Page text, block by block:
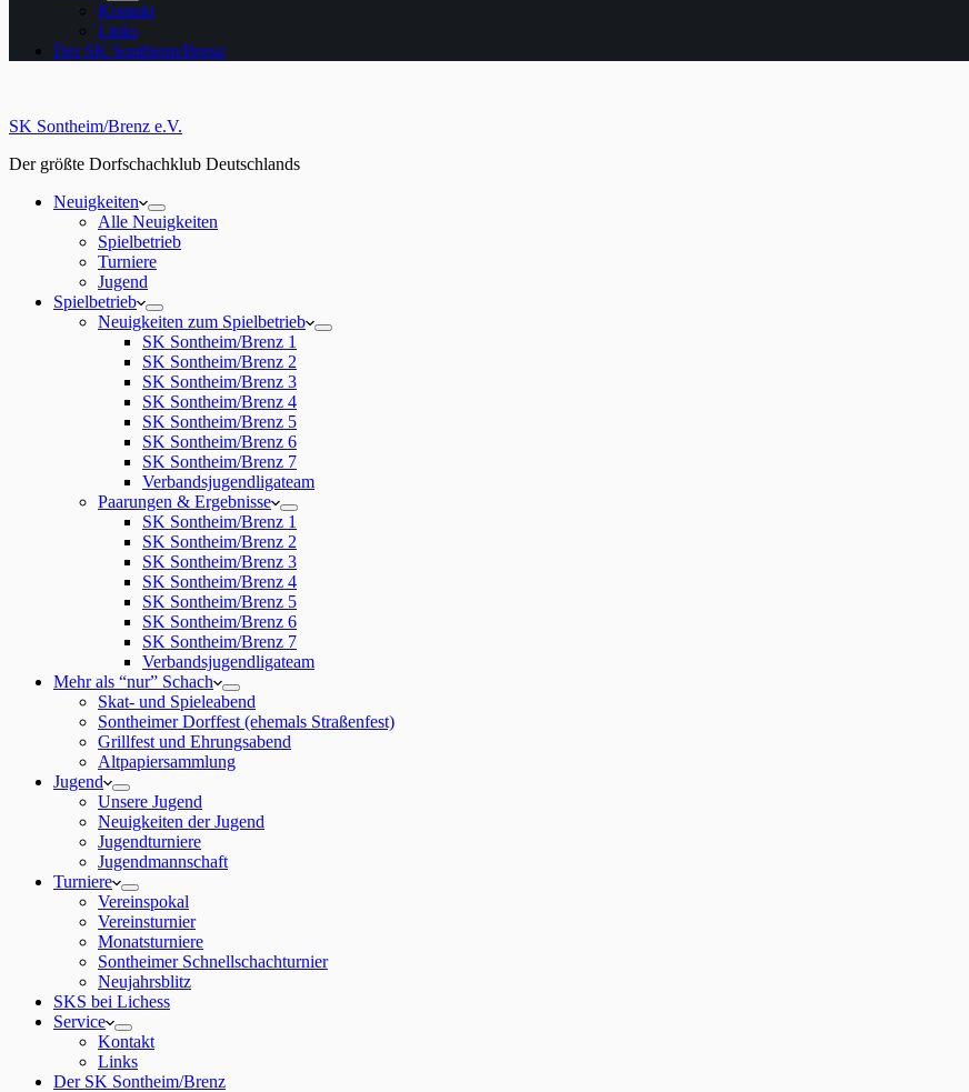
Kontakt
Links
Der SK Sontheim/Brenz
SK Sontheim/Brenz e.V.
Der größte Dorfschachklub Deutschlands
Neuigkeiten
Alle Neuigkeiten
Spielbetrieb
Turniere
Jugend
Spielbetrieb
Neuigkeiten zum Spielbetrieb
SK Sontheim/Brenz 1
SK Sontheim/Brenz 2
SK Sontheim/Brenz 3
SK Sontheim/Brenz 4
SK Sontheim/Brenz 5
SK Sontheim/Brenz 6
SK Sontheim/Brenz 7
Verbandsjugendligateam
Paarungen & Ergebnisse
SK Sontheim/Brenz 1
SK Sontheim/Brenz 2
SK Sontheim/Brenz 3
SK Sontheim/Brenz 4
SK Sontheim/Brenz 5
SK Sontheim/Brenz 6
SK Sontheim/Brenz 7
Verbandsjugendligateam
Mehr als “nur” Schach
Skat- und Spieleabend
Sontheimer Dorffest (ehemals Straßenfest)
Grillfest und Ehrungsabend
Altpapiersammlung
Jugend
Unsere Jugend
Neuigkeiten der Jugend
Jugendturniere
Jugendmannschaft
Turniere
Vereinspokal
Vereinsturnier
Monatsturniere
Sontheimer Schnellschachturnier
Neujahrsblitz
SKS bei Lichess
Service
Kontakt
Links
Der SK Sontheim/Brenz